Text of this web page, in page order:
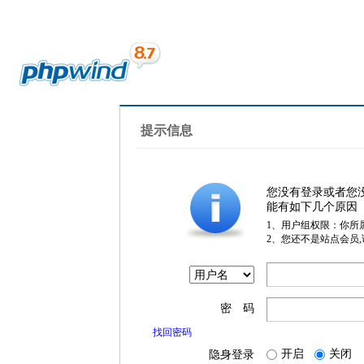
提示信息
您没有登录或者您
能有如下几个原因
1、用户组权限：你所
2、您还不是站点会员
密 码
找回密码
隐身登录 开启 关闭